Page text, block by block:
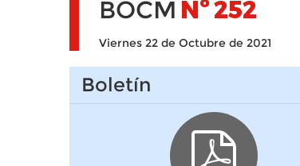
BOCM Nº252
Viernes 22 de Octubre de 2021
Boletín